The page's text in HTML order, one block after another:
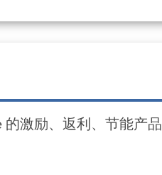
激励、返利、节能产品